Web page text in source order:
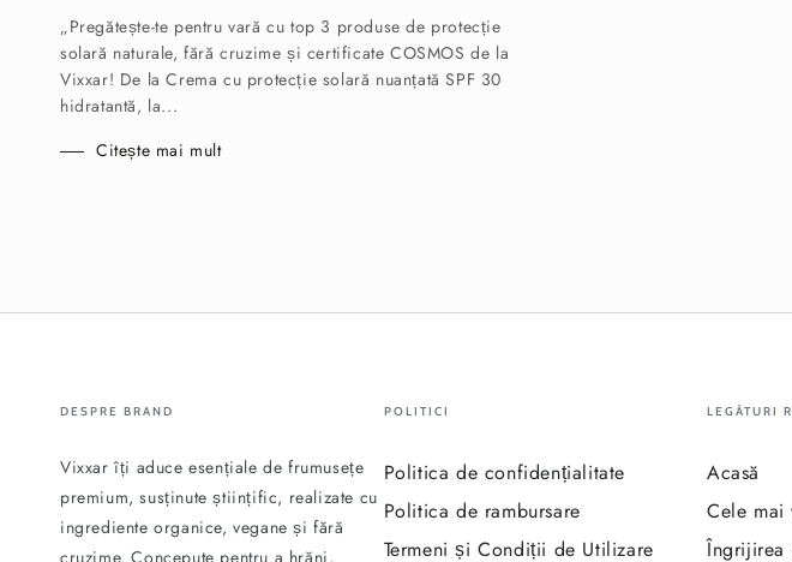
„Pregătește-te pentru vară cu top 3 produse de protecție
solară naturale, fără cruzime și certificate COSMOS de la
Vixxar! De la Crema cu protecție solară nuanțată SPF 30
hidratantă, la...
Citește mai mult
DESPRE BRAND
Vixxar îți aduce esențiale de frumusețe
premium, susținute științific, realizate cu
ingrediente organice, vegane și fără
cruzime. Concepute pentru a hrăni,
POLITICI
Politica de confidențialitate
Politica de rambursare
Termeni și Condiții de Utilizare
LEGĂTURI
Acasă
Cele mai